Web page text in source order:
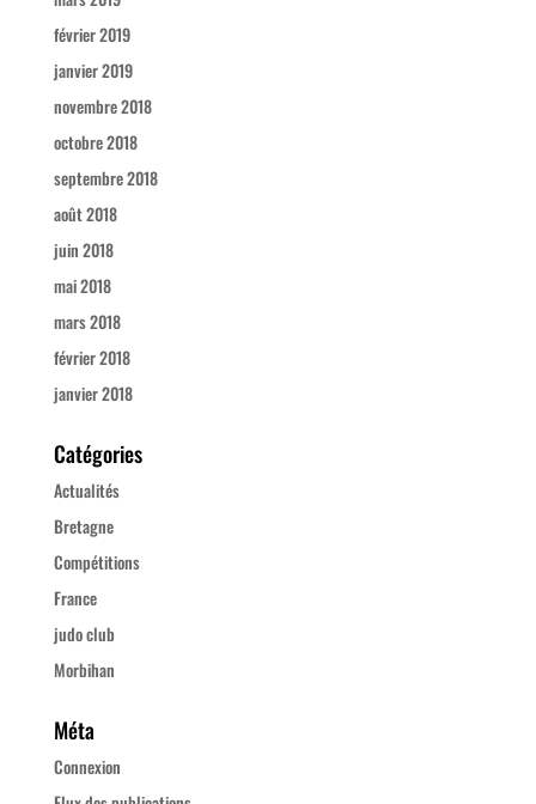
février 2019
janvier 2019
novembre 2018
octobre 2018
septembre 2018
août 2018
juin 2018
mai 2018
mars 2018
février 2018
janvier 2018
Catégories
Actualités
Bretagne
Compétitions
France
judo club
Morbihan
Méta
Connexion